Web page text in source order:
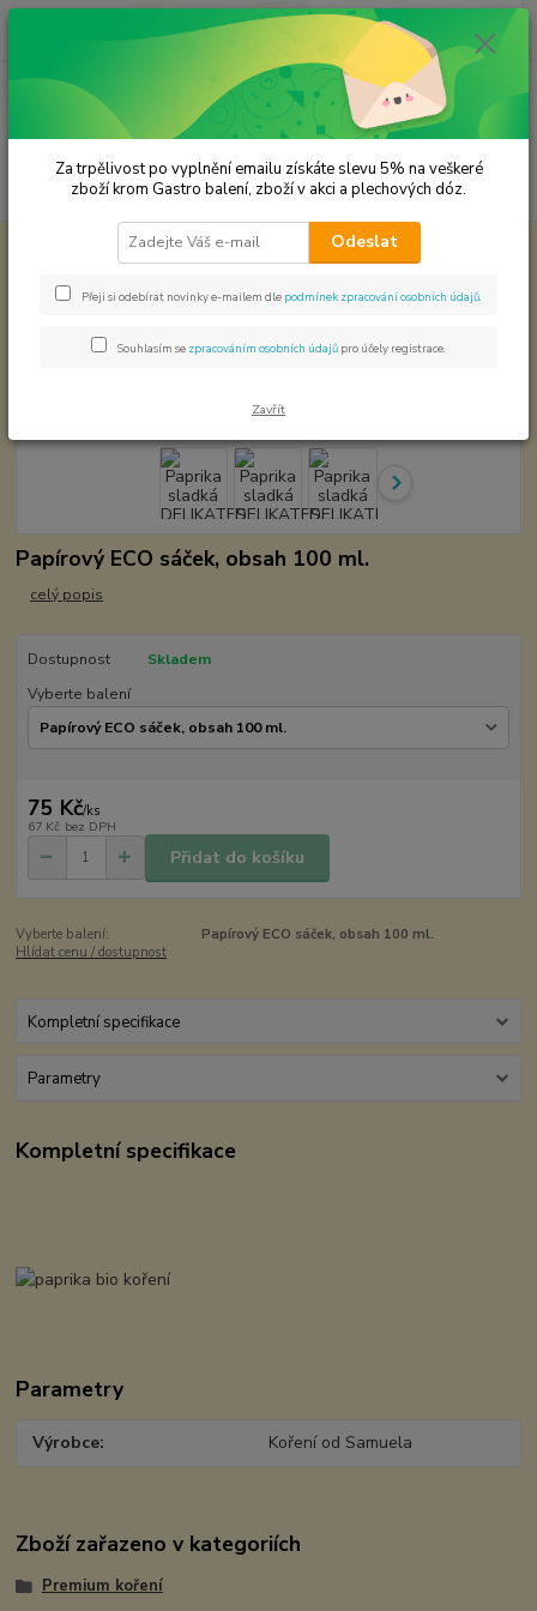
Menu
Hledat
ks
za 0,00 Kč
Premium koření
Paprika sladká DELIKATES 120/ASTA Prémiová
120/ASTA Prémiová kvalita
Papírový ECO sáček, obsah 100 ml.
celý popis
Dostupnost
Skladem
Vyberte balení
75 Kč/ks
67 Kč bez DPH
Přidat do košíku
Vyberte balení:
Papírový ECO sáček, obsah 100 ml.
Hlídat cenu / dostupnost
Kompletní specifikace
Parametry
Kompletní specifikace
Parametry
Výrobce Koření od Samuela
Zboží zařazeno v kategoriích
Premium koření
Za trpělivost po vyplnění emailu získáte slevu 5% na veškeré
zboží krom Gastro balení, zboží v akci a plechových dóz.
Odeslat
Přeji si odebírat novinky e-mailem dle podmínek zpracování osobních údajů
Souhlasím se zpracováním osobních údajů pro účely registrace.
Zavřít